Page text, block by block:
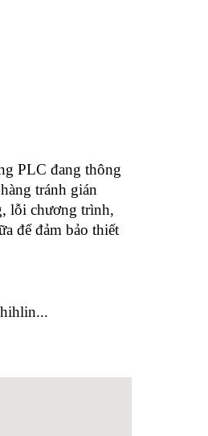
PLC đang thông
tránh gián
lỗi chương trình,
để đảm bảo thiết